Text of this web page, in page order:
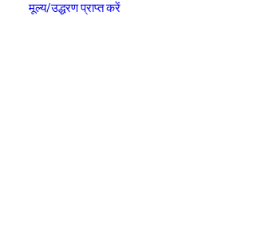
मूल्य/उद्धरण प्राप्त करें